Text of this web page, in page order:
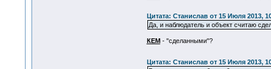
Цитата: Станислав от 15 Июля 2013,
Да, и наблюдатель и объект считаю
КЕМ - "сделанными"?
Цитата: Станислав от 15 Июля 2013,